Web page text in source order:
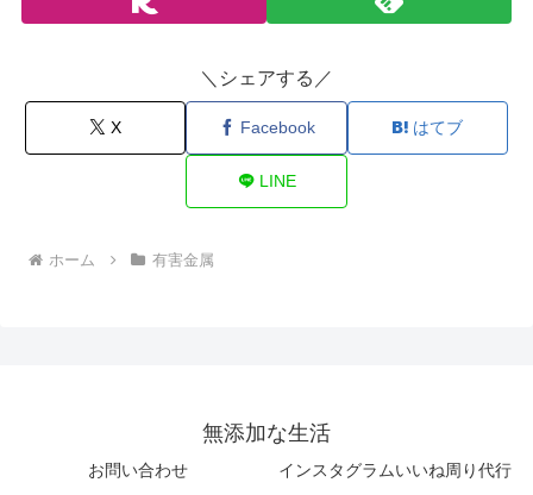
＼シェアする／
X Facebook はてブ
LINE
ホーム 有害金属
無添加な生活
お問い合わせ
インスタグラムいいね周り代行